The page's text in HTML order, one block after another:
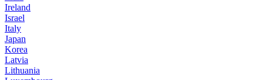
Ireland
Israel
Italy
Japan
Korea
Latvia
Lithuania